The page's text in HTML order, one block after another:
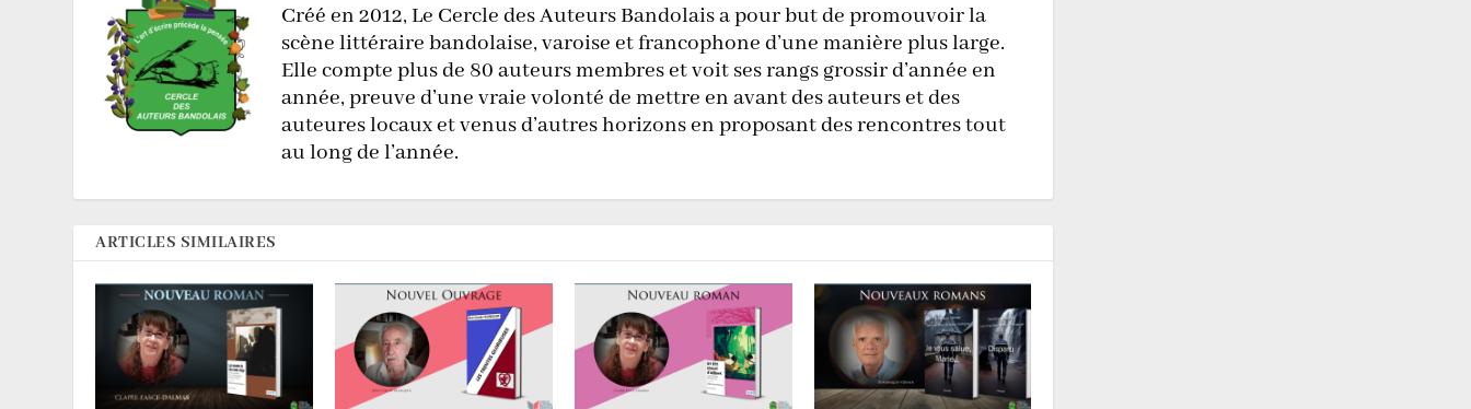
Créé en 2012, Le Cercle des Auteurs Bandolais a pour but de promouvoir la
scène littéraire bandolaise, varoise et francophone d’une manière plus large.
Elle compte plus de 80 auteurs membres et voit ses rangs grossir d’année en
année, preuve d’une vraie volonté de mettre en avant des auteurs et des
auteures locaux et venus d’autres horizons en proposant des rencontres tout
au long de l’année.
ARTICLES SIMILAIRES